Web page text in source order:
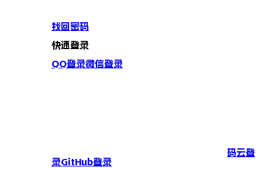
找回密码
快速登录
QQ登录微信登录
码云登
录GitHub登录